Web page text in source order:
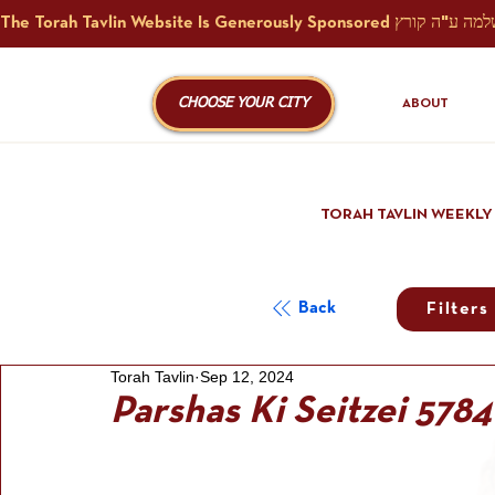
CHOOSE YOUR CITY ABOUT
TORAH TAVLIN WEEKLY
Back Filters
Parshas Ki Seitzei 5784
Torah Tavlin Sep 12, 2024